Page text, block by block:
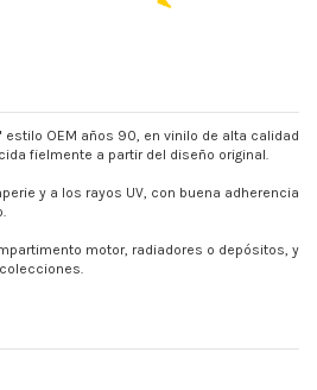
estilo OEM años 90, en vinilo de alta calidad
fielmente a partir del diseño original.
y a los rayos UV, con buena adherencia
motor, radiadores o depósitos, y